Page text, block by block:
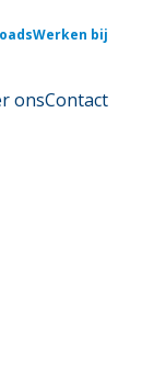
Werken bij
onsContact